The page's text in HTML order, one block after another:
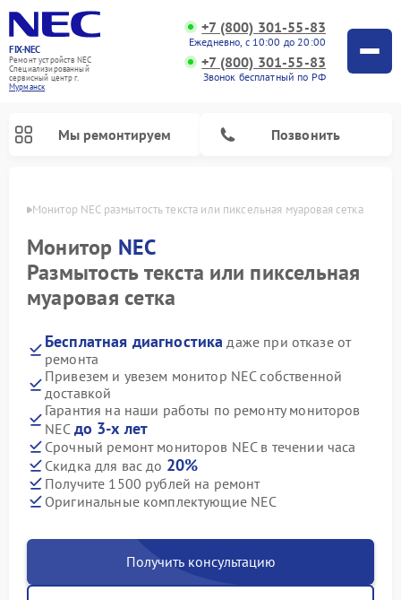
FIX-NEC
Ремонт устройств NEC
Специализированный
cервисный центр г.
Мурманск
+7 (800) 301-55-83
Ежедневно, с 10:00 до 20:00
+7 (800) 301-55-83
Звонок бесплатный по РФ
Мы ремонтируем Позвонить
Монитор NEC размытость текста или пиксельная муаровая сетка
Монитор NEC
Размытость текста или пиксельная
муаровая сетка
Бесплатная диагностика даже при отказе от
ремонта
Привезем и увезем монитор NEC собственной
доставкой
Гарантия на наши работы по ремонту мониторов
NEC до 3-х лет
Срочный ремонт мониторов NEC в течении часа
Скидка для вас до 20%
Получите 1500 рублей на ремонт
Оригинальные комплектующие NEC
Получить консультацию